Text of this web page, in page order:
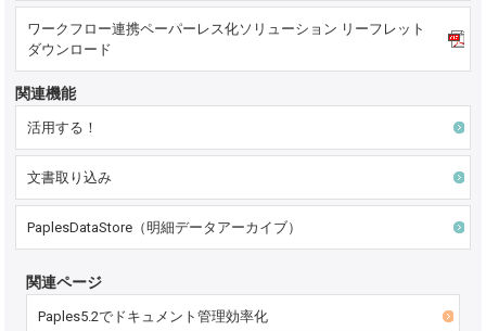
ワークフロー連携ペーパーレス化ソリューション リーフレット
ダウンロード
関連機能
活用する！
文書取り込み
PaplesDataStore（明細データアーカイブ）
関連ページ
Paples5.2でドキュメント管理効率化